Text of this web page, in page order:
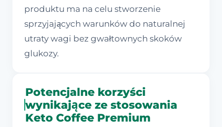
produktu ma na celu stworzenie
sprzyjających warunków do naturalnej
utraty wagi bez gwałtownych skoków
glukozy.
Potencjalne korzyści
wynikające ze stosowania
Keto Coffee Premium